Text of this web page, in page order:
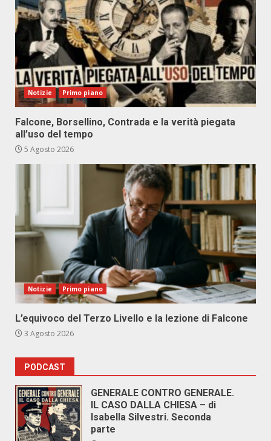
Notizie Primo piano
Falcone, Borsellino, Contrada e la verità piegata
all’uso del tempo
5 Agosto 2026
Notizie Primo piano
L’equivoco del Terzo Livello e la lezione di Falcone
3 Agosto 2026
PODCAST
GENERALE CONTRO GENERALE.
IL CASO DALLA CHIESA – di
Isabella Silvestri. Seconda
parte